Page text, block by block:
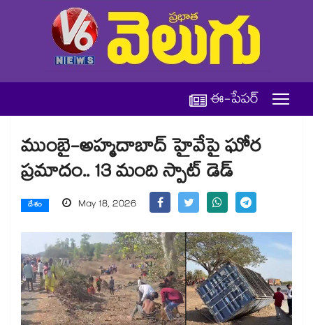
ఈ-పేపర్
ముంబై-అహ్మదాబాద్ హైవేపై ఘోర
ప్రమాదం.. 13 మంది స్పాట్ డెడ్
దేశం May 18, 2026